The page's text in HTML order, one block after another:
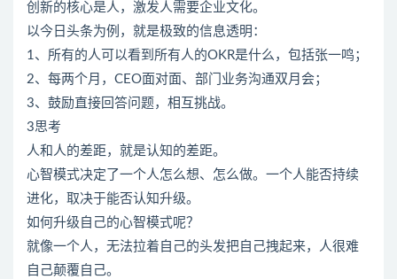
创新的核心是人，激发人需要企业文化。
以今日头条为例，就是极致的信息透明：
1、所有的人可以看到所有人的OKR是什么，包括张一鸣；
2、每两个月，CEO面对面、部门业务沟通双月会；
3、鼓励直接回答问题，相互挑战。
3思考
人和人的差距，就是认知的差距。
心智模式决定了一个人怎么想、怎么做。一个人能否持续
进化，取决于能否认知升级。
如何升级自己的心智模式呢？
就像一个人，无法拉着自己的头发把自己拽起来，人很难
自己颠覆自己。